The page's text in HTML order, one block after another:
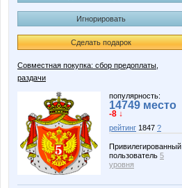
Игнорировать
Сделать подарок
Совместная покупка: сбор предоплаты,
раздачи
популярность:
14749 место
-8 ↓
рейтинг 1847 ?
Привилегированный
пользователь 5
уровня